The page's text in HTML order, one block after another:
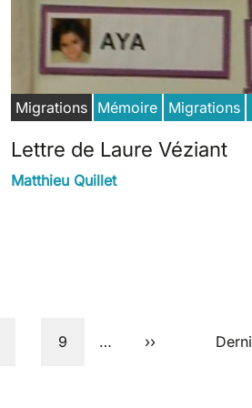
Migrations Mémoire Migrations
Lettre de Laure Véziant
Matthieu Quillet
Page
9 … Next page
›› Last